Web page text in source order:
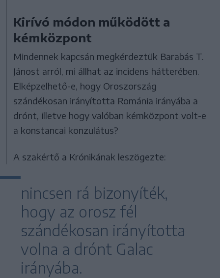
Kirívó módon működött a
kémközpont
Mindennek kapcsán megkérdeztük Barabás T.
Jánost arról, mi állhat az incidens hátterében.
Elképzelhető-e, hogy Oroszország
szándékosan irányította Románia irányába a
drónt, illetve hogy valóban kémközpont volt-e
a konstancai konzulátus?
A szakértő a Krónikának leszögezte:
nincsen rá bizonyíték,
hogy az orosz fél
szándékosan irányította
volna a drónt Galac
irányába.